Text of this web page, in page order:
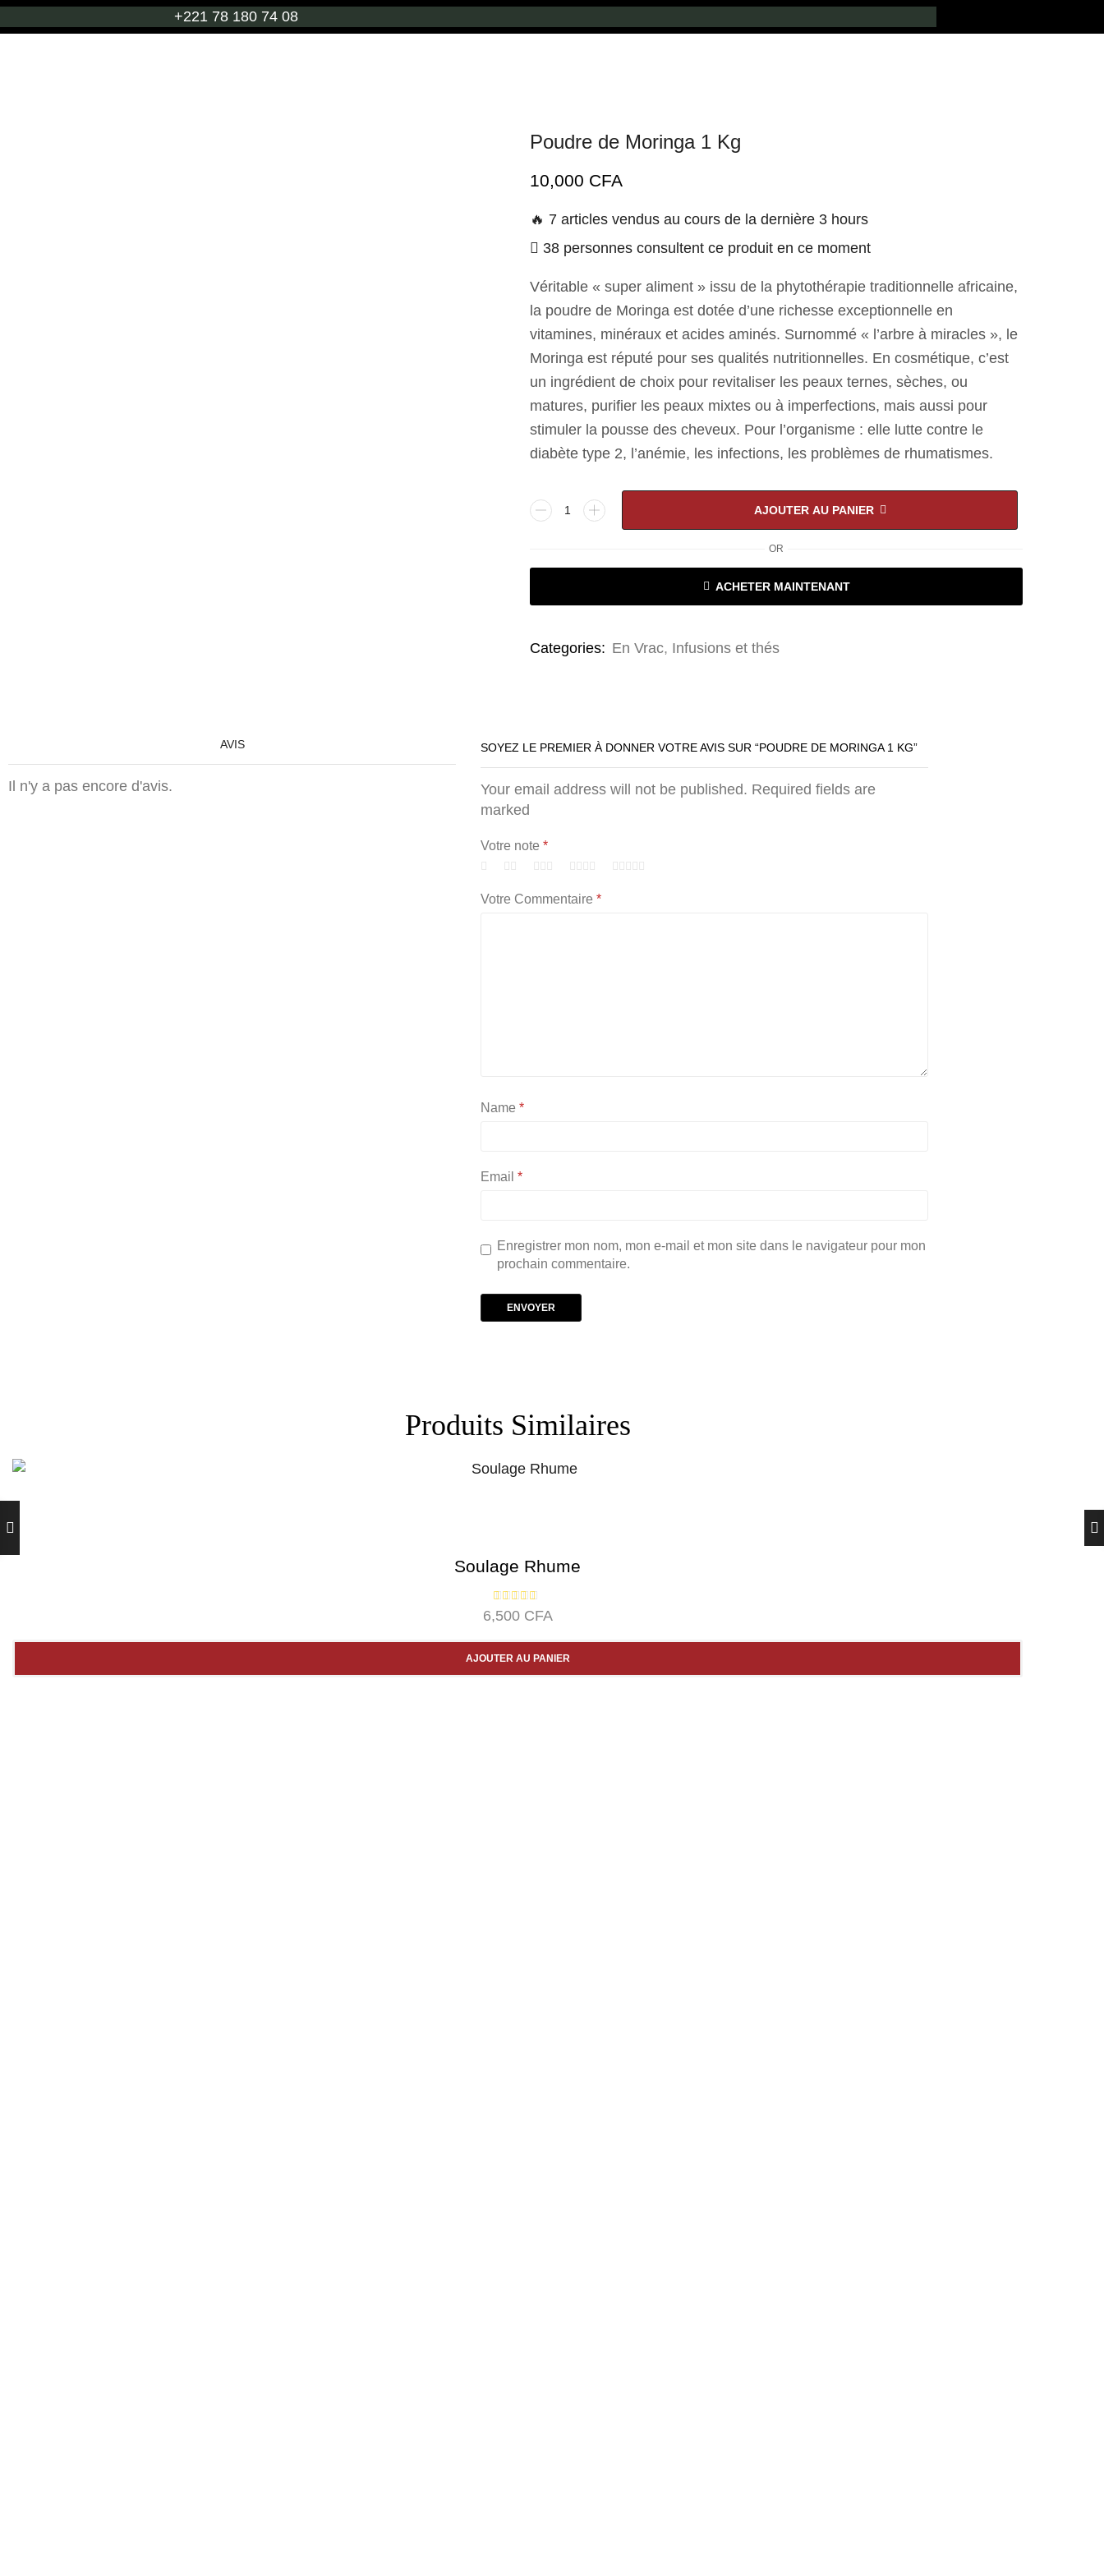
+221 78 180 74 08
Poudre de Moringa 1 Kg
10,000 CFA
🔥 7 articles vendus au cours de la dernière 3 hours
38 personnes consultent ce produit en ce moment
Véritable « super aliment » issu de la phytothérapie traditionnelle africaine,
la poudre de Moringa est dotée d’une richesse exceptionnelle en
vitamines, minéraux et acides aminés. Surnommé « l’arbre à miracles », le
Moringa est réputé pour ses qualités nutritionnelles. En cosmétique, c’est
un ingrédient de choix pour revitaliser les peaux ternes, sèches, ou
matures, purifier les peaux mixtes ou à imperfections, mais aussi pour
stimuler la pousse des cheveux. Pour l’organisme : elle lutte contre le
diabète type 2, l’anémie, les infections, les problèmes de rhumatismes.
AJOUTER AU PANIER
OR
ACHETER MAINTENANT
Categories: En Vrac, Infusions et thés
AVIS
Il n'y a pas encore d'avis.
SOYEZ LE PREMIER À DONNER VOTRE AVIS SUR “POUDRE DE MORINGA 1 KG”
Your email address will not be published. Required fields are
marked
Votre note *
Votre Commentaire *
Name *
Email *
Enregistrer mon nom, mon e-mail et mon site dans le navigateur pour mon
prochain commentaire.
Produits Similaires
Soulage Rhume
6,500 CFA
AJOUTER AU PANIER